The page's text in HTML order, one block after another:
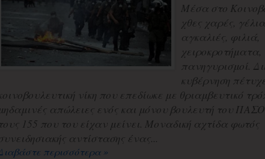
Μέσα στο
χθες χαρές,
αγκαλιές, φιλιά,
χειροκροτήματα,
πανηγυρισμοί.
κυβέρνηση
νίκη που επεδίωκε με θριαμβευτικό
απώλειες ενός και μόνου βουλευτή του
τους 155 που του είχαν μείνει. Μοναδική αχτίδα φωτός
αντίστασης ένας...
περισσότερα »